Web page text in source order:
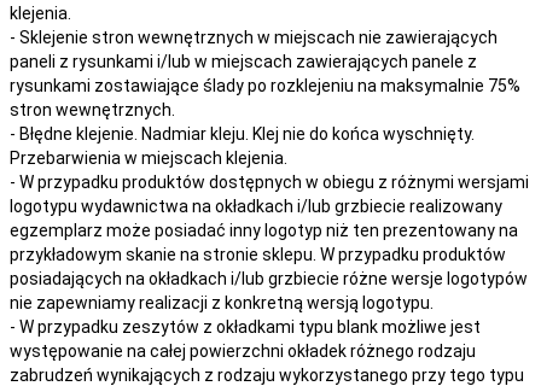
klejenia.
- Sklejenie stron wewnętrznych w miejscach nie zawierających
paneli z rysunkami i/lub w miejscach zawierających panele z
rysunkami zostawiające ślady po rozklejeniu na maksymalnie 75%
stron wewnętrznych.
- Błędne klejenie. Nadmiar kleju. Klej nie do końca wyschnięty.
Przebarwienia w miejscach klejenia.
- W przypadku produktów dostępnych w obiegu z różnymi wersjami
logotypu wydawnictwa na okładkach i/lub grzbiecie realizowany
egzemplarz może posiadać inny logotyp niż ten prezentowany na
przykładowym skanie na stronie sklepu. W przypadku produktów
posiadających na okładkach i/lub grzbiecie różne wersje logotypów
nie zapewniamy realizacji z konkretną wersją logotypu.
- W przypadku zeszytów z okładkami typu blank możliwe jest
występowanie na całej powierzchni okładek różnego rodzaju
zabrudzeń wynikających z rodzaju wykorzystanego przy tego typu